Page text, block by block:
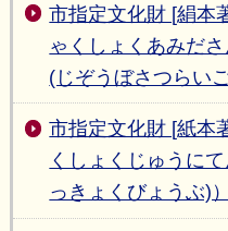
市指定文化財 [絹本
ゃくしょくあみだ
(じぞうぼさつらい
市指定文化財 [紙本
くしょくじゅうに
っきょくびょうぶ)